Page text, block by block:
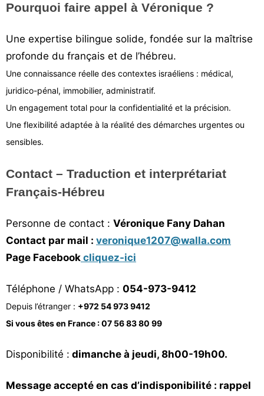
Pourquoi faire appel à Véronique ?
Une expertise bilingue solide, fondée sur la maîtrise
profonde du français et de l’hébreu.
Une connaissance réelle des contextes israéliens : médical,
juridico-pénal, immobilier, administratif.
Un engagement total pour la confidentialité et la précision.
Une flexibilité adaptée à la réalité des démarches urgentes ou
sensibles.
Contact – Traduction et interprétariat
Français-Hébreu
Personne de contact : Véronique Fany Dahan
Contact par mail : veronique1207@walla.com
Page Facebook cliquez-ici
Téléphone / WhatsApp : 054-973-9412
Depuis l’étranger : +972 54 973 9412
Si vous êtes en France : 07 56 83 80 99
Disponibilité : dimanche à jeudi, 8h00-19h00.
Message accepté en cas d’indisponibilité : rappel